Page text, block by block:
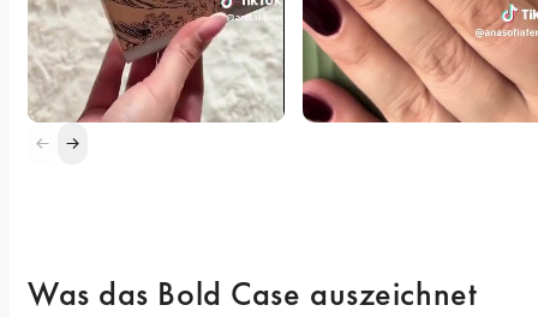
Was das Bold Case auszeichnet